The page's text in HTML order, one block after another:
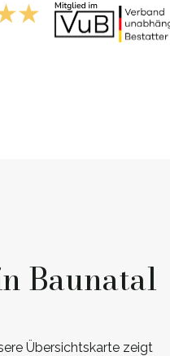
Baunatal
Übersichtskarte zeigt